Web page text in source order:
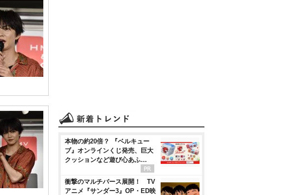
本物の約20倍？ 『ベルキュー
ブ』オンラインくじ発売、巨大
クッションなど遊び心あふ…
衝撃のマルチバース展開！ TV
アニメ『サンダー3』OP・ED映